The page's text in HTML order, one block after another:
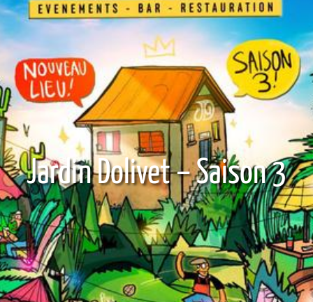
Jardin Dolivet – Saison 3